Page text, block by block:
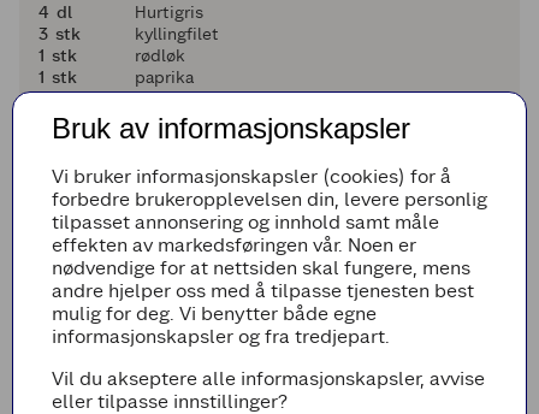
4
4 dl
Hurtigris
3
3 stk
kyllingfilet
11 stk
rødløk
11 stk
paprika
1
1 pk
Toro Tikka masala kyllinggryte
dl
vann
1 og en halv
1/2 dl kokosmelk
Legg til i handleliste
Fremgangsmetode
Kok ris etter anvisning på pakken. Del
kyllingfileter i små biter, ca. 2-3 cm, og brun
godt i en varm stekepanne.
Bruk av informasjonskapsler
Vi bruker informasjonskapsler (cookies) for å
forbedre brukeropplevelsen din, levere personlig
tilpasset annonsering og innhold samt måle
effekten av markedsføringen vår. Noen er
nødvendige for at nettsiden skal fungere, mens
andre hjelper oss med å tilpasse tjenesten best
mulig for deg. Vi benytter både egne
informasjonskapsler og fra tredjepart.
Vil du akseptere alle informasjonskapsler, avvise
eller tilpasse innstillinger?